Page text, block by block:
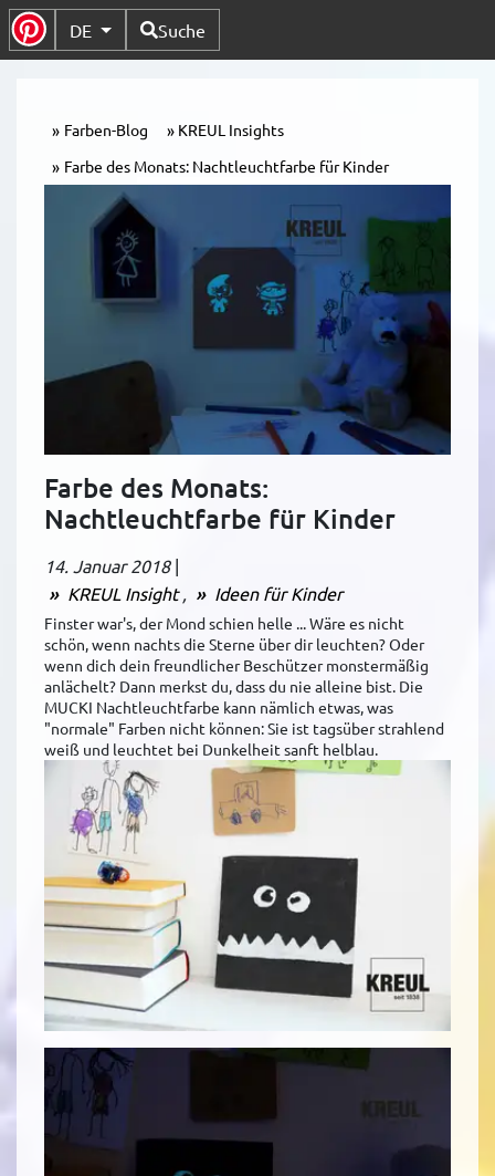
Untermenü Umschalten
DE Verfügbare Sprachen
Suche
Farben-Blog
KREUL Insights
Farbe des Monats: Nachtleuchtfarbe für Kinder
Farbe des Monats:
Nachtleuchtfarbe für Kinder
14. Januar 2018 |
KREUL Insight
Ideen für Kinder
Finster war's, der Mond schien helle ... Wäre es nicht
schön, wenn nachts die Sterne über dir leuchten? Oder
wenn dich dein freundlicher Beschützer monstermäßig
anlächelt? Dann merkst du, dass du nie alleine bist. Die
MUCKI Nachtleuchtfarbe kann nämlich etwas, was
"normale" Farben nicht können: Sie ist tagsüber strahlend
weiß und leuchtet bei Dunkelheit sanft helblau.